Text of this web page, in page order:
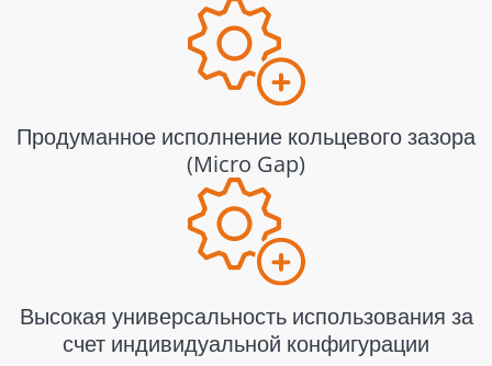
Продуманное исполнение кольцевого зазора
(Micro Gap)
Высокая универсальность использования за
счет индивидуальной конфигурации